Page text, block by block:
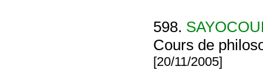
598.
Cours de
[20/11/2005]